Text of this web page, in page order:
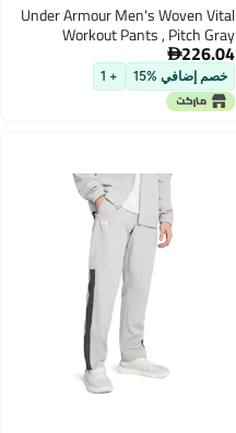
Under Armour Men's Woven Vital
Workout Pants , Pitch Gray
(012)/Black, 3X-Large
226.04
خصم إضافي %15 + 1